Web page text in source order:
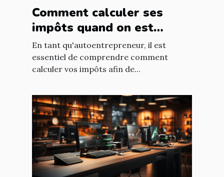
Comment calculer ses
impôts quand on est
autoentrepreneur ?
En tant qu'autoentrepreneur, il est
essentiel de comprendre comment
calculer vos impôts afin de...